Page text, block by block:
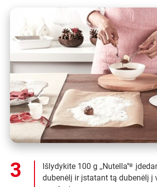
Išlydykite 100 g ,,Nutella''®
dubenėlį ir įstatant tą dubenėlį į